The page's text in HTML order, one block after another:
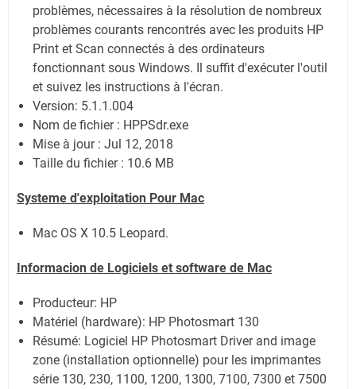
problèmes, nécessaires à la résolution de nombreux
problèmes courants rencontrés avec les produits HP
Print et Scan connectés à des ordinateurs
fonctionnant sous Windows. Il suffit d'exécuter l'outil
et suivez les instructions à l'écran.
Version: 5.1.1.004
Nom de fichier : HPPSdr.exe
Mise à jour : Jul 12, 2018
Taille du fichier : 10.6 MB
Systeme d'exploitation Pour Mac
Mac OS X 10.5 Leopard.
Informacion de Logiciels et software de Mac
Producteur: HP
Matériel (hardware): HP Photosmart 130
Résumé: Logiciel HP Photosmart Driver and image
zone (installation optionnelle) pour les imprimantes
série 130, 230, 1100, 1200, 1300, 7100, 7300 et 7500